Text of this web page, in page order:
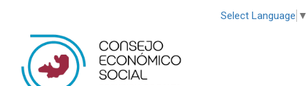
Select Language ▼